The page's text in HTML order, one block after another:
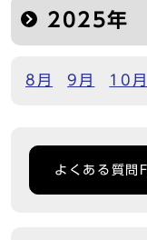
2025年
8月 9月 10月
よくある質問